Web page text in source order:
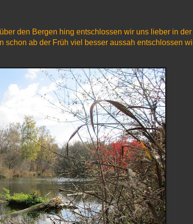
den Bergen hing entschlossen wir uns lieber in der
schon ab der Früh viel besser aussah entschlossen